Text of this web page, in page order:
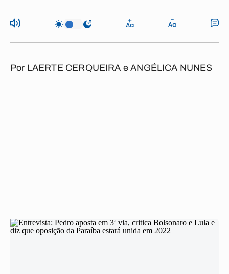
Por LAERTE CERQUEIRA e ANGÉLICA NUNES